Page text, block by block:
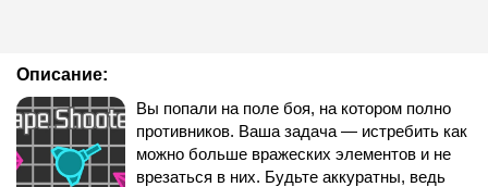
Описание:
Вы попали на поле боя, на котором полно
противников. Ваша задача — истребить как
можно больше вражеских элементов и не
врезаться в них. Будьте аккуратны, ведь